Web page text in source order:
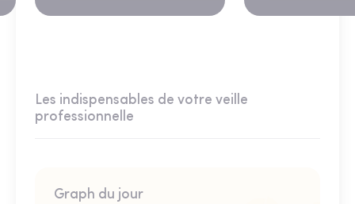
Les indispensables de votre veille
professionnelle
Graph du jour